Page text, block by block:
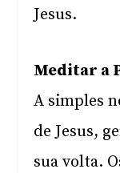
Jesus.
Meditar a
A simples
de Jesus,
sua volta.